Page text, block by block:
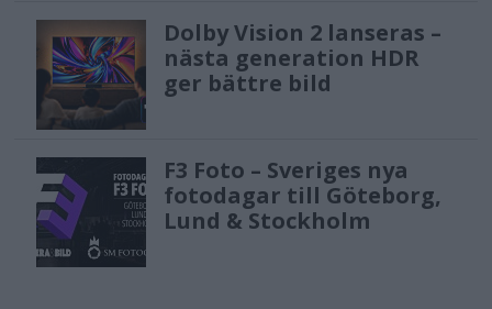
Dolby Vision 2 lanseras –
nästa generation HDR
ger bättre bild
F3 Foto – Sveriges nya
fotodagar till Göteborg,
Lund & Stockholm